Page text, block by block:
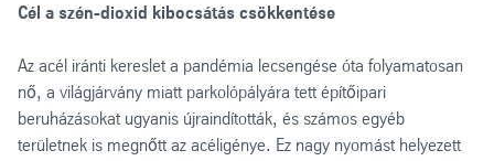
Cél a szén-dioxid kibocsátás csökkentése
Az acél iránti kereslet a pandémia lecsengése óta folyamatosan
nő, a világjárvány miatt parkolópályára tett építőipari
beruházásokat ugyanis újraindították, és számos egyéb
területnek is megnőtt az acéligénye. Ez nagy nyomást helyezett